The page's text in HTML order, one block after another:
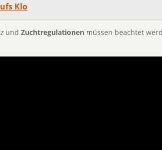
Klo
und Zuchtregulationen müssen beachtet